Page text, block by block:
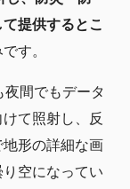
提供するとこ
す。
間でもデータ
て照射し、反
形の詳細な画
空になってい